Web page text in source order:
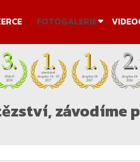
FOTOGALERIE
závodíme